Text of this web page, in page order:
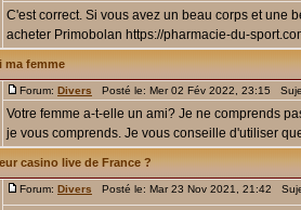
C'est correct. Si vous avez un beau corps et une
acheter Primobolan https://pharmacie-du-
ma femme
Forum: Divers Posté le: Mer 02 Fév 2022, 23:15
Votre femme a-t-elle un ami? Je ne comprends
je vous comprends. Je vous conseille d'utiliser
casino live de France ?
Forum: Divers Posté le: Mar 23 Nov 2021, 21:42